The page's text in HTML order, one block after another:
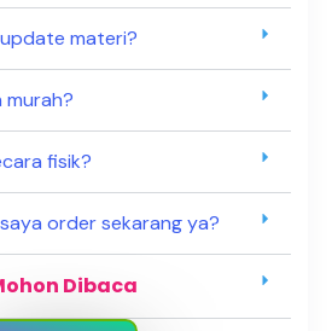
materi?
murah?
fisik?
order sekarang ya?
Dibaca